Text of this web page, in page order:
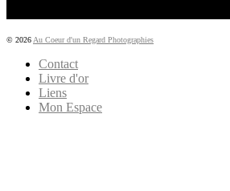
© 2026Au Coeur d'un Regard Photographies
Contact
Livre d'or
Liens
Mon Espace